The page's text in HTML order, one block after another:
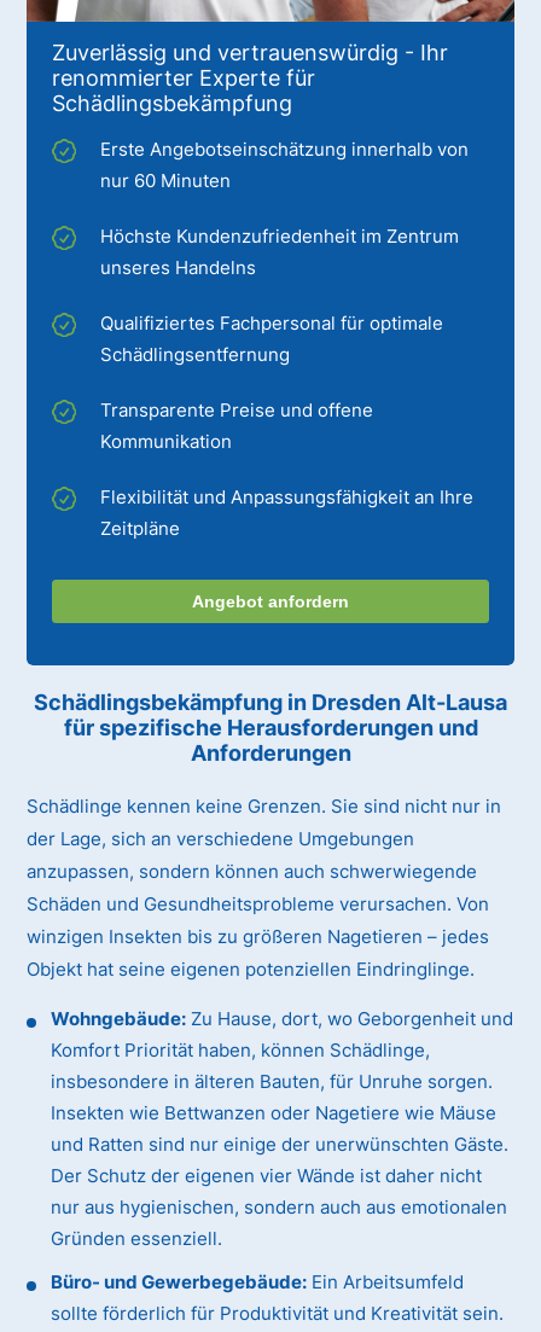
Zuverlässig und vertrauenswürdig - Ihr
renommierter Experte für
Schädlingsbekämpfung
Erste Angebotseinschätzung innerhalb von
nur 60 Minuten
Höchste Kundenzufriedenheit im Zentrum
unseres Handelns
Qualifiziertes Fachpersonal für optimale
Schädlingsentfernung
Transparente Preise und offene
Kommunikation
Flexibilität und Anpassungsfähigkeit an Ihre
Zeitpläne
Angebot anfordern
Schädlingsbekämpfung in Dresden Alt-Lausa
für spezifische Herausforderungen und
Anforderungen
Schädlinge kennen keine Grenzen. Sie sind nicht nur in
der Lage, sich an verschiedene Umgebungen
anzupassen, sondern können auch schwerwiegende
Schäden und Gesundheitsprobleme verursachen. Von
winzigen Insekten bis zu größeren Nagetieren – jedes
Objekt hat seine eigenen potenziellen Eindringlinge.
Wohngebäude: Zu Hause, dort, wo Geborgenheit und
Komfort Priorität haben, können Schädlinge,
insbesondere in älteren Bauten, für Unruhe sorgen.
Insekten wie Bettwanzen oder Nagetiere wie Mäuse
und Ratten sind nur einige der unerwünschten Gäste.
Der Schutz der eigenen vier Wände ist daher nicht
nur aus hygienischen, sondern auch aus emotionalen
Gründen essenziell.
Büro- und Gewerbegebäude: Ein Arbeitsumfeld
sollte förderlich für Produktivität und Kreativität sein.